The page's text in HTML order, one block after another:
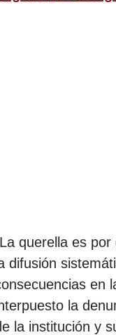
querella es
difusión
en
la
la institución y